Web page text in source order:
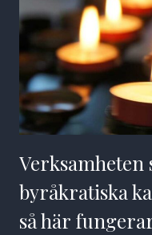
Verksamheten
byråkratiska
så här